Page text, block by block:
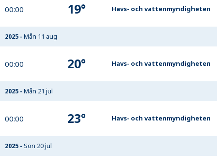
00:00 19° Havs- och vattenmyndigheten
2025 - Mån 11 aug
00:00 20° Havs- och vattenmyndigheten
2025 - Mån 21 jul
00:00 23° Havs- och vattenmyndigheten
2025 - Sön 20 jul